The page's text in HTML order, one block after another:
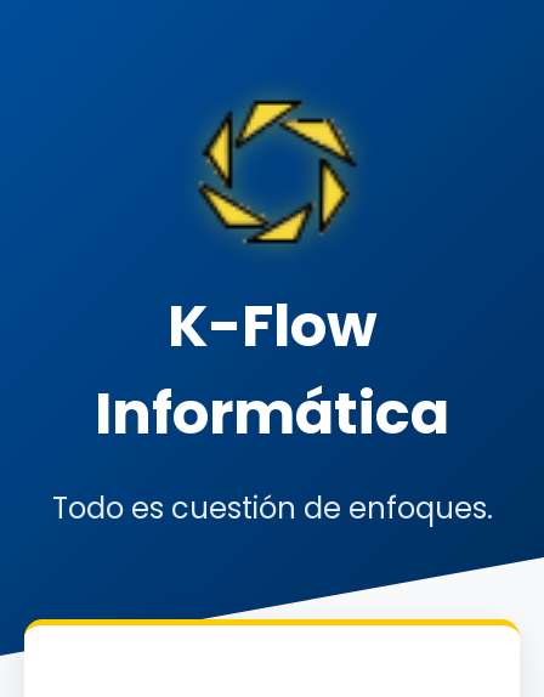
K-Flow
Informática
Todo es cuestión de enfoques.